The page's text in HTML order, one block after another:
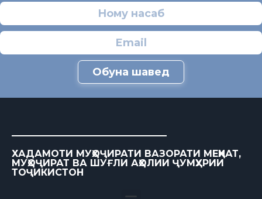
Обуна шавед
ХАДАМОТИ МУҲОҶИРАТИ ВАЗОРАТИ МЕҲНАТ,
МУҲОҶИРАТ ВА ШУҒЛИ АҲОЛИИ ҶУМҲУРИИ
ТОҶИКИСТОН